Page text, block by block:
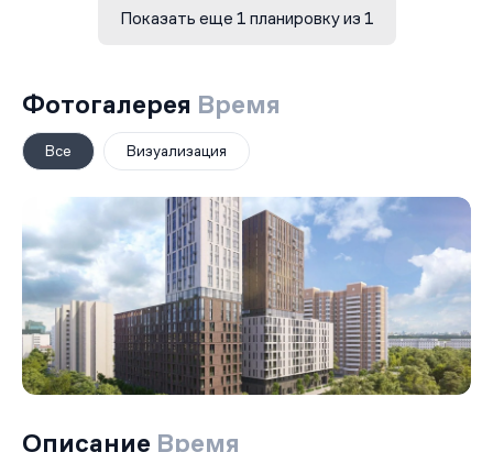
Показать еще 1 планировку из 1
Фотогалерея Время
Все Визуализация
Описание Время